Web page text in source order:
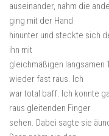
auseinander, nahm die
ging mit der Hand
hinunter und steckte sich
ihn mit
gleichmäßigen langsamen
wieder fast raus. Ich
war total baff. Ich konnte
raus gleitenden Finger
sehen. Dabei sagte sie